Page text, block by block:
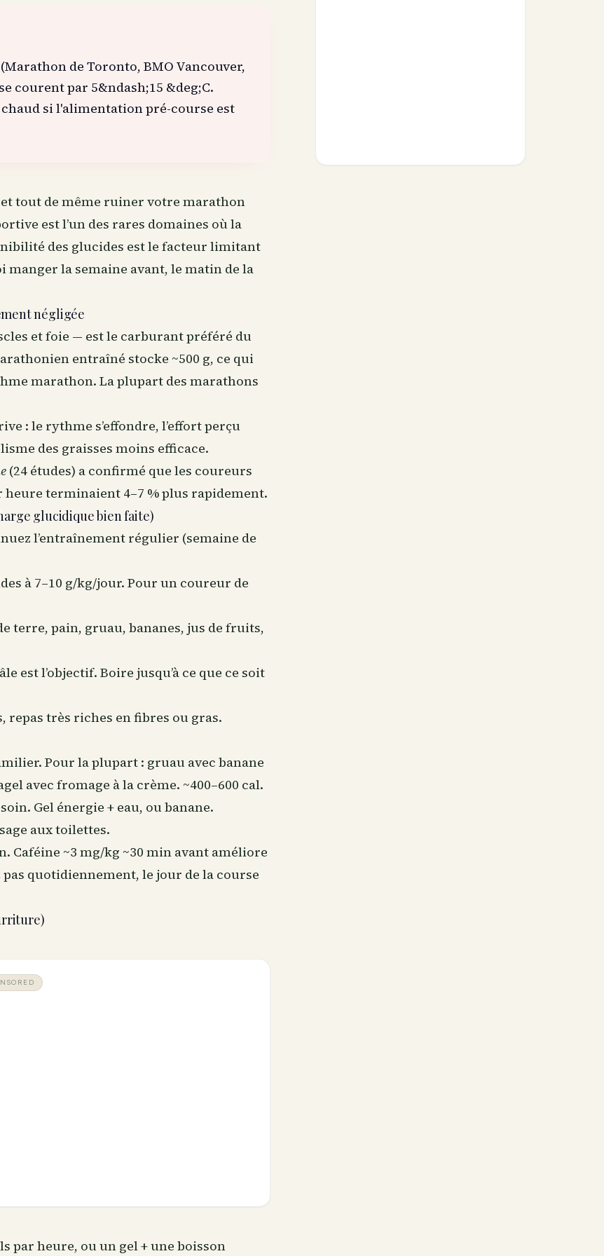
de Toronto, BMO Vancouver,
courent par 5&ndash;15 &deg;C.
si l'alimentation pré-course est
tout de même ruiner votre marathon
est l’un des rares domaines où la
des glucides est le facteur limitant
manger la semaine avant, le matin de la
négligée
et foie — est le carburant préféré du
entraîné stocke ~500 g, ce qui
marathon. La plupart des marathons
: le rythme s’effondre, l’effort perçu
des graisses moins efficace.
(24 études) a confirmé que les coureurs
heure terminaient 4–7 % plus rapidement.
glucidique bien faite)
l’entraînement régulier (semaine de
à 7–10 g/kg/jour. Pour un coureur de
terre, pain, gruau, bananes, jus de fruits,
est l’objectif. Boire jusqu’à ce que ce soit
repas très riches en fibres ou gras.
Pour la plupart : gruau avec banane
avec fromage à la crème. ~400–600 cal.
Gel énergie + eau, ou banane.
aux toilettes.
Caféine ~3 mg/kg ~30 min avant améliore
pas quotidiennement, le jour de la course
par heure, ou un gel + une boisson